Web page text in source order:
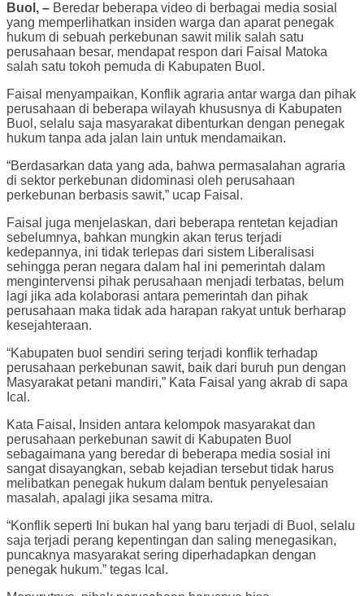
Buol, – Beredar beberapa video di berbagai media sosial
yang memperlihatkan insiden warga dan aparat penegak
hukum di sebuah perkebunan sawit milik salah satu
perusahaan besar, mendapat respon dari Faisal Matoka
salah satu tokoh pemuda di Kabupaten Buol.
Faisal menyampaikan, Konflik agraria antar warga dan pihak
perusahaan di beberapa wilayah khususnya di Kabupaten
Buol, selalu saja masyarakat dibenturkan dengan penegak
hukum tanpa ada jalan lain untuk mendamaikan.
“Berdasarkan data yang ada, bahwa permasalahan agraria
di sektor perkebunan didominasi oleh perusahaan
perkebunan berbasis sawit,” ucap Faisal.
Faisal juga menjelaskan, dari beberapa rentetan kejadian
sebelumnya, bahkan mungkin akan terus terjadi
kedepannya, ini tidak terlepas dari sistem Liberalisasi
sehingga peran negara dalam hal ini pemerintah dalam
mengintervensi pihak perusahaan menjadi terbatas, belum
lagi jika ada kolaborasi antara pemerintah dan pihak
perusahaan maka tidak ada harapan rakyat untuk berharap
kesejahteraan.
“Kabupaten buol sendiri sering terjadi konflik terhadap
perusahaan perkebunan sawit, baik dari buruh pun dengan
Masyarakat petani mandiri,” Kata Faisal yang akrab di sapa
Ical.
Kata Faisal, Insiden antara kelompok masyarakat dan
perusahaan perkebunan sawit di Kabupaten Buol
sebagaimana yang beredar di beberapa media sosial ini
sangat disayangkan, sebab kejadian tersebut tidak harus
melibatkan penegak hukum dalam bentuk penyelesaian
masalah, apalagi jika sesama mitra.
“Konflik seperti Ini bukan hal yang baru terjadi di Buol, selalu
saja terjadi perang kepentingan dan saling menegasikan,
puncaknya masyarakat sering diperhadapkan dengan
penegak hukum.” tegas Ical.